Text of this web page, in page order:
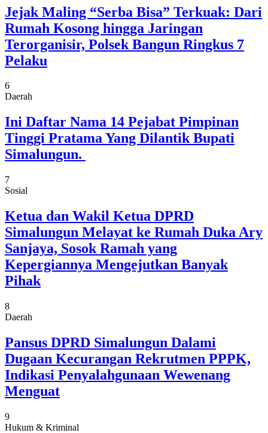
Jejak Maling “Serba Bisa” Terkuak: Dari
Rumah Kosong hingga Jaringan
Terorganisir, Polsek Bangun Ringkus 7
Pelaku
6
Daerah
Ini Daftar Nama 14 Pejabat Pimpinan
Tinggi Pratama Yang Dilantik Bupati
Simalungun.
7
Sosial
Ketua dan Wakil Ketua DPRD
Simalungun Melayat ke Rumah Duka Ary
Sanjaya, Sosok Ramah yang
Kepergiannya Mengejutkan Banyak
Pihak
8
Daerah
Pansus DPRD Simalungun Dalami
Dugaan Kecurangan Rekrutmen PPPK,
Indikasi Penyalahgunaan Wewenang
Menguat
9
Hukum & Kriminal